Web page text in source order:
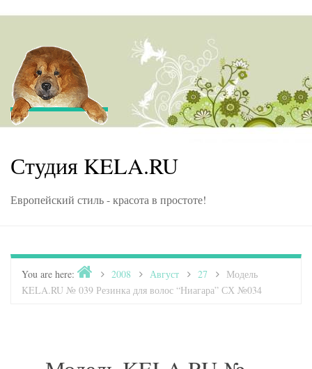
Студия KELA.RU
Европейский стиль - красота в простоте!
You are here: Home2008 Август 27
Модель
KELA.RU № 039 Резинка для волос “Ниагара” СХ №034